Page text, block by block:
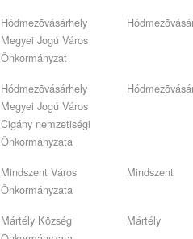
Hódmezõvásárhely
Megyei Jogú Város
Önkormányzat
Hódmezõvásárhely
Megyei Jogú Város
Cigány nemzetiségi
Önkormányzata
Mindszent Város
Önkormányzata
Mindszent
Mártély Község
Mártély